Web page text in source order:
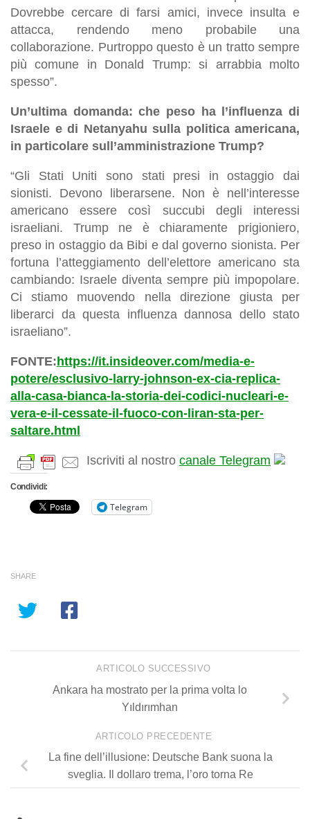
Dovrebbe cercare di farsi amici, invece insulta e
attacca, rendendo meno probabile una
collaborazione. Purtroppo questo è un tratto sempre
più comune in Donald Trump: si arrabbia molto
spesso”.
Un’ultima domanda: che peso ha l’influenza di
Israele e di Netanyahu sulla politica americana,
in particolare sull’amministrazione Trump?
“Gli Stati Uniti sono stati presi in ostaggio dai
sionisti. Devono liberarsene. Non è nell’interesse
americano essere così succubi degli interessi
israeliani. Trump ne è chiaramente prigioniero,
preso in ostaggio da Bibi e dal governo sionista. Per
fortuna l’atteggiamento dell’elettore americano sta
cambiando: Israele diventa sempre più impopolare.
Ci stiamo muovendo nella direzione giusta per
liberarci da questa influenza dannosa dello stato
israeliano”.
FONTE:https://it.insideover.com/media-e-
potere/esclusivo-larry-johnson-ex-cia-replica-
alla-casa-bianca-la-storia-dei-codici-nucleari-e-
vera-e-il-cessate-il-fuoco-con-liran-sta-per-
saltare.html
Iscriviti al nostro canale Telegram
Condividi:
Telegram
SHARE
ARTICOLO SUCCESSIVO
Ankara ha mostrato per la prima volta lo
Yıldırımhan
ARTICOLO PRECEDENTE
La fine dell’illusione: Deutsche Bank suona la
sveglia. Il dollaro trema, l’oro torna Re